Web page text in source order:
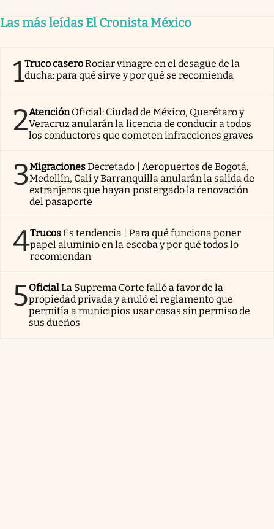
Las más leídas El Cronista México
1Truco caseroRociar vinagre en el desagüe de la
ducha: para qué sirve y por qué se recomienda
2AtenciónOficial: Ciudad de México, Querétaro y
Veracruz anularán la licencia de conducir a todos
los conductores que cometen infracciones graves
3MigracionesDecretado | Aeropuertos de Bogotá,
Medellín, Cali y Barranquilla anularán la salida de
extranjeros que hayan postergado la renovación
del pasaporte
4TrucosEs tendencia | Para qué funciona poner
papel aluminio en la escoba y por qué todos lo
recomiendan
5OficialLa Suprema Corte falló a favor de la
propiedad privada y anuló el reglamento que
permitía a municipios usar casas sin permiso de
sus dueños